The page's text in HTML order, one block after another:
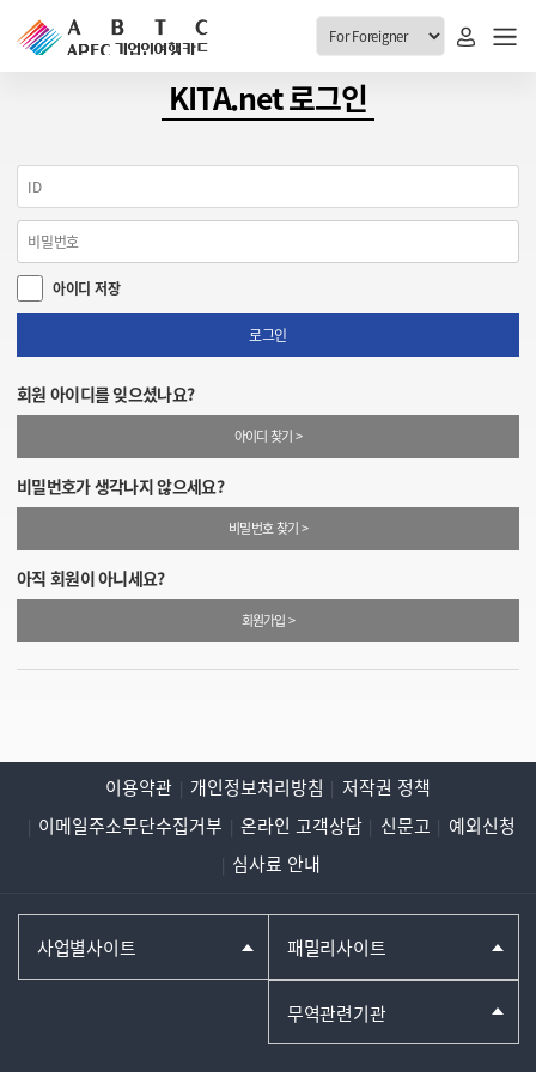
ABTC 전체메뉴
안내
ABTC 제도 소개
VABTC 안내
발급 자격요건
취소/반납 안내
신청
취소
신청진행 현황
소지자 현황
고객센터
1:1 문의
KITA.net 로그인
아이디 저장
로그인
회원 아이디를 잊으셨나요?
아이디 찾기 >
비밀번호가 생각나지 않으세요?
비밀번호 찾기 >
아직 회원이 아니세요?
회원가입 >
이용약관 개인정보처리방침
저작권 정책
이메일주소무단수집거부
온라인 고객상담 신문고
예외신청
심사료 안내
사업별사이트 패밀리사이트
무역관련기관